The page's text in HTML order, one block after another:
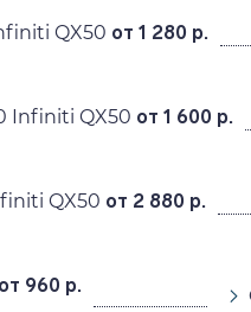
QX50 от 1 280 р.
Infiniti QX50 от 1 600 р.
QX50 от 2 880 р.
от 960 р.